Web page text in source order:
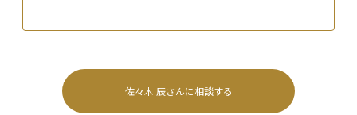
佐々木 辰さんに相談する